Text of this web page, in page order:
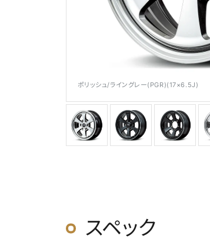
ポリッシュ/ライングレー(PGR)(17×6.5J)
スペック